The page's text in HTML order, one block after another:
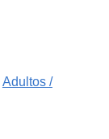
Adultos /